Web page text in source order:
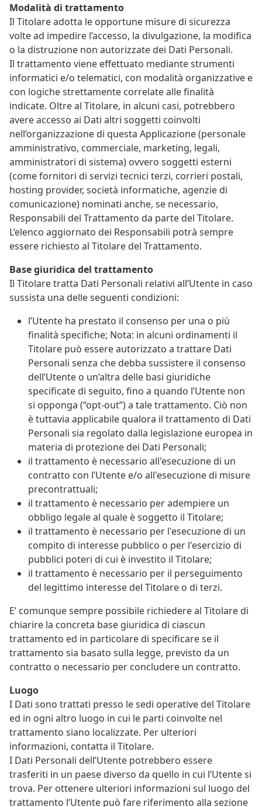
Modalità di trattamento
Il Titolare adotta le opportune misure di sicurezza
volte ad impedire l’accesso, la divulgazione, la modifica
o la distruzione non autorizzate dei Dati Personali.
Il trattamento viene effettuato mediante strumenti
informatici e/o telematici, con modalità organizzative e
con logiche strettamente correlate alle finalità
indicate. Oltre al Titolare, in alcuni casi, potrebbero
avere accesso ai Dati altri soggetti coinvolti
nell’organizzazione di questa Applicazione (personale
amministrativo, commerciale, marketing, legali,
amministratori di sistema) ovvero soggetti esterni
(come fornitori di servizi tecnici terzi, corrieri postali,
hosting provider, società informatiche, agenzie di
comunicazione) nominati anche, se necessario,
Responsabili del Trattamento da parte del Titolare.
L’elenco aggiornato dei Responsabili potrà sempre
essere richiesto al Titolare del Trattamento.
Base giuridica del trattamento
Il Titolare tratta Dati Personali relativi all’Utente in caso
sussista una delle seguenti condizioni:
l’Utente ha prestato il consenso per una o più
finalità specifiche; Nota: in alcuni ordinamenti il
Titolare può essere autorizzato a trattare Dati
Personali senza che debba sussistere il consenso
dell’Utente o un’altra delle basi giuridiche
specificate di seguito, fino a quando l’Utente non
si opponga (“opt-out”) a tale trattamento. Ciò non
è tuttavia applicabile qualora il trattamento di Dati
Personali sia regolato dalla legislazione europea in
materia di protezione dei Dati Personali;
il trattamento è necessario all'esecuzione di un
contratto con l’Utente e/o all'esecuzione di misure
precontrattuali;
il trattamento è necessario per adempiere un
obbligo legale al quale è soggetto il Titolare;
il trattamento è necessario per l'esecuzione di un
compito di interesse pubblico o per l'esercizio di
pubblici poteri di cui è investito il Titolare;
il trattamento è necessario per il perseguimento
del legittimo interesse del Titolare o di terzi.
E’ comunque sempre possibile richiedere al Titolare di
chiarire la concreta base giuridica di ciascun
trattamento ed in particolare di specificare se il
trattamento sia basato sulla legge, previsto da un
contratto o necessario per concludere un contratto.
Luogo
I Dati sono trattati presso le sedi operative del Titolare
ed in ogni altro luogo in cui le parti coinvolte nel
trattamento siano localizzate. Per ulteriori
informazioni, contatta il Titolare.
I Dati Personali dell’Utente potrebbero essere
trasferiti in un paese diverso da quello in cui l’Utente si
trova. Per ottenere ulteriori informazioni sul luogo del
trattamento l’Utente può fare riferimento alla sezione